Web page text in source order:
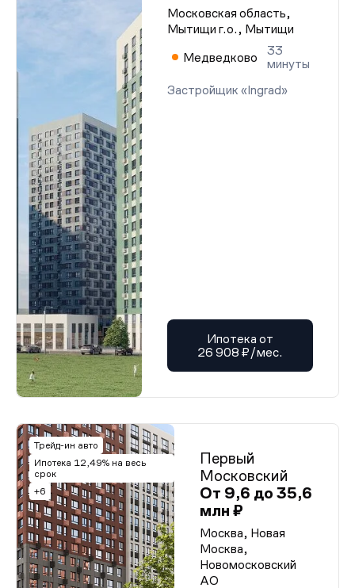
Московская область,
Мытищи г.о., Мытищи
Медведково
33
минуты
Застройщик «Ingrad»
Ипотека от
26 908 ₽/мес.
Трейд-ин авто
Ипотека 12,49% на весь
срок
+6
Первый
Московский
От 9,6 до 35,6
млн ₽
Москва, Новая
Москва,
Новомосковский
АО